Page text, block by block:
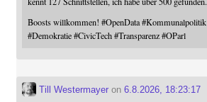
Boosts willkommen! #OpenData #Kommunalpolitik
#Demokratie #CivicTech #Transparenz #OParl
Till Westermayeron 6.8.2026, 18:23:17